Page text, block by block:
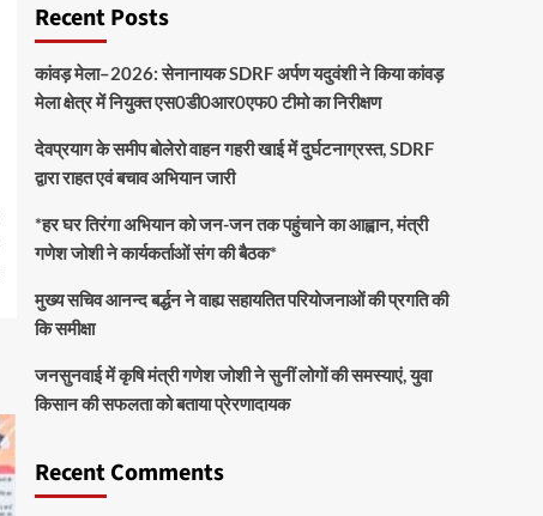
Recent Posts
कांवड़ मेला–2026: सेनानायक SDRF अर्पण यदुवंशी ने किया कांवड़
मेला क्षेत्र में नियुक्त एस0डी0आर0एफ0 टीमो का निरीक्षण
देवप्रयाग के समीप बोलेरो वाहन गहरी खाई में दुर्घटनाग्रस्त, SDRF
द्वारा राहत एवं बचाव अभियान जारी
*हर घर तिरंगा अभियान को जन-जन तक पहुंचाने का आह्वान, मंत्री
गणेश जोशी ने कार्यकर्ताओं संग की बैठक*
मुख्य सचिव आनन्द बर्द्धन ने वाह्य सहायतित परियोजनाओं की प्रगति की
कि समीक्षा
जनसुनवाई में कृषि मंत्री गणेश जोशी ने सुनीं लोगों की समस्याएं, युवा
किसान की सफलता को बताया प्रेरणादायक
Recent Comments